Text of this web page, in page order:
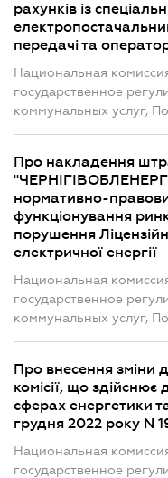
рахунків із
передачі та
Национальная
государственное
коммунальных услуг,
Про накладення
нормативно-
функціонування
порушення
електричної енергії
Национальная
государственное
коммунальных услуг,
Про внесення зміни
комісії, що
сферах енергетики
грудня 2022 року N
Национальная
государственное